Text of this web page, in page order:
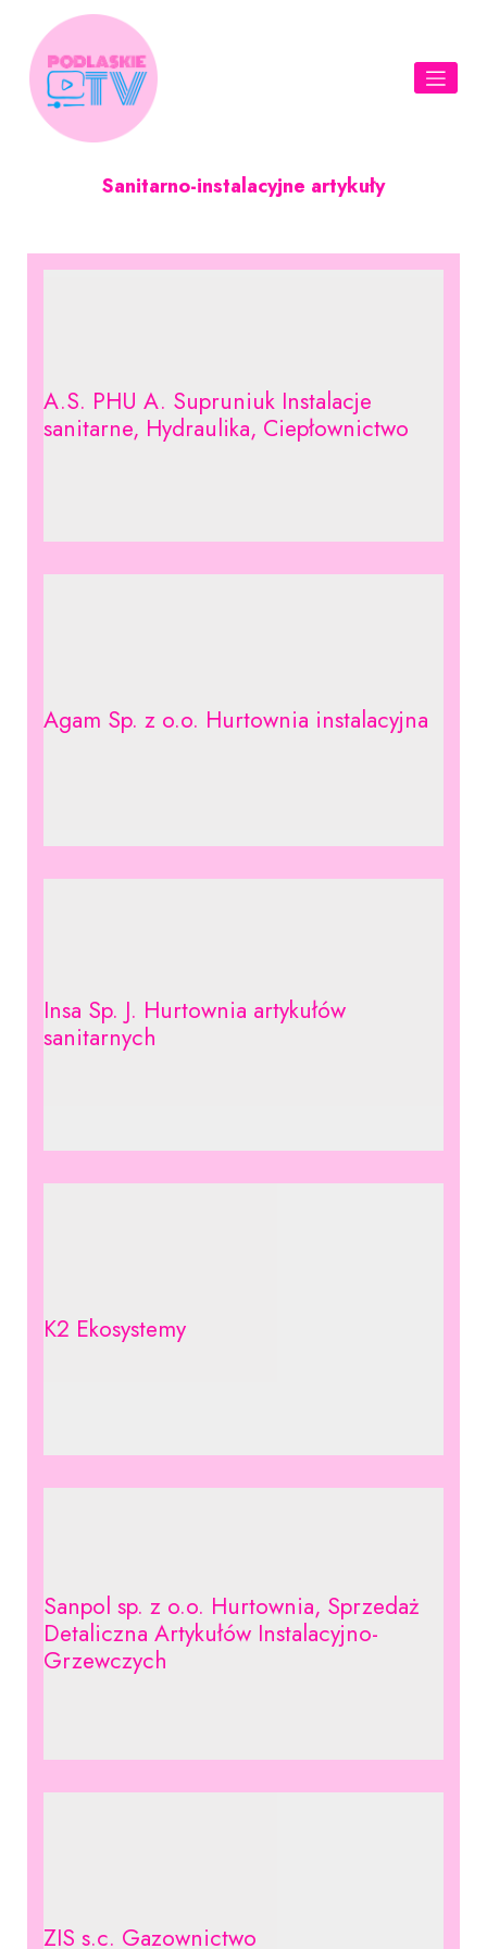
content
Sanitarno-instalacyjne artykuły
A.S. PHU A. Supruniuk Instalacje
sanitarne, Hydraulika, Ciepłownictwo
Agam Sp. z o.o. Hurtownia instalacyjna
Insa Sp. J. Hurtownia artykułów
sanitarnych
K2 Ekosystemy
Sanpol sp. z o.o. Hurtownia, Sprzedaż
Detaliczna Artykułów Instalacyjno-
Grzewczych
ZIS s.c. Gazownictwo